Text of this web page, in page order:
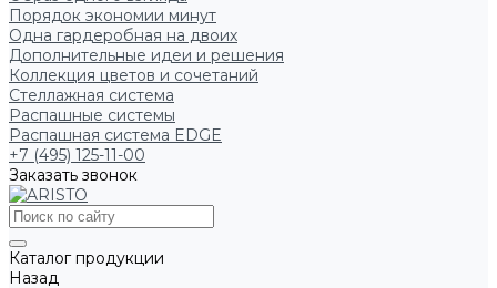
Порядок экономии минут
Одна гардеробная на двоих
Дополнительные идеи и решения
Коллекция цветов и сочетаний
Стеллажная система
Распашные системы
Распашная система EDGE
+7 (495) 125-11-00
Заказать звонок
Каталог продукции
Назад